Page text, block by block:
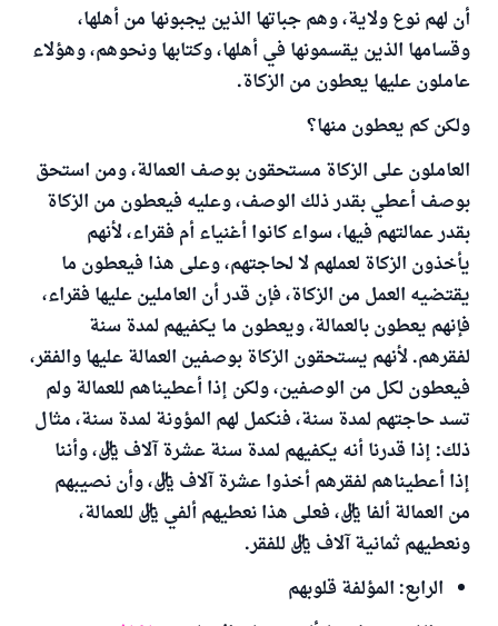
أن لهم نوع ولاية، وهم جباتها الذين يجبونها من أهلها،
وقسامها الذين يقسمونها في أهلها، وكتابها ونحوهم، وهؤلاء
عاملون عليها يعطون من الزكاة.
ولكن كم يعطون منها؟
العاملون على الزكاة مستحقون بوصف العمالة، ومن استحق
بوصف أعطي بقدر ذلك الوصف، وعليه فيعطون من الزكاة
بقدر عمالتهم فيها، سواء كانوا أغنياء أم فقراء، لأنهم
يأخذون الزكاة لعملهم لا لحاجتهم، وعلى هذا فيعطون ما
يقتضيه العمل من الزكاة، فإن قدر أن العاملين عليها فقراء،
فإنهم يعطون بالعمالة، ويعطون ما يكفيهم لمدة سنة
لفقرهم. لأنهم يستحقون الزكاة بوصفين العمالة عليها والفقر،
فيعطون لكل من الوصفين، ولكن إذا أعطيناهم للعمالة ولم
تسد حاجتهم لمدة سنة، فنكمل لهم المؤونة لمدة سنة، مثال
ذلك: إذا قدرنا أنه يكفيهم لمدة سنة عشرة آلاف ريال، وأننا
إذا أعطيناهم لفقرهم أخذوا عشرة آلاف ريال، وأن نصيبهم
من العمالة ألفا ريال، فعلى هذا نعطيهم ألفي ريال للعمالة،
ونعطيهم ثمانية آلاف ريال للفقر.
الرابع: المؤلفة قلوبهم